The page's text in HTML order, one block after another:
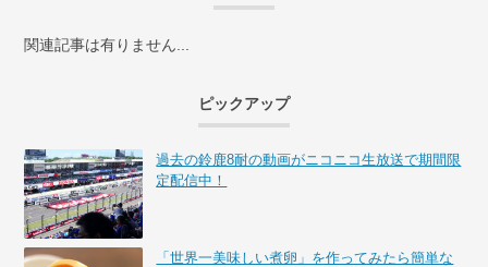
関連記事は有りません...
ピックアップ
過去の鈴鹿8耐の動画がニコニコ生放送で期間限
定配信中！
「世界一美味しい煮卵」を作ってみたら簡単な